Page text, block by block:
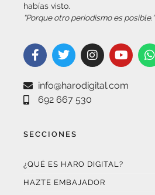
habías visto.
“Porque otro periodismo es posible.”
info@harodigital.com
692 667 530
SECCIONES
¿QUÉ ES HARO DIGITAL?
HAZTE EMBAJADOR